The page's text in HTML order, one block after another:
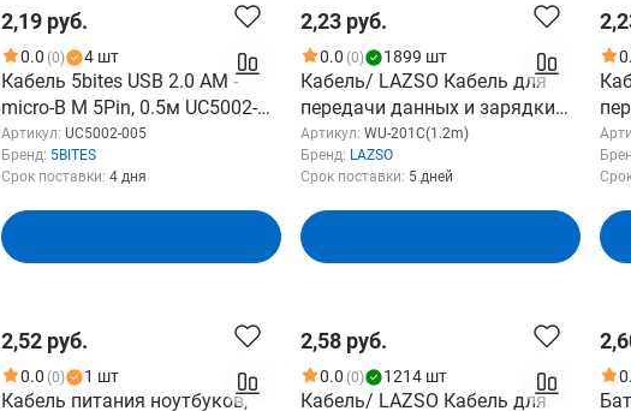
2,19 руб.
0.0 (0) 4 шт
Кабель 5bites USB 2.0 AM -
micro-B M 5Pin, 0.5м UC5002-
005
Артикул: UC5002-005
Бренд: 5BITES
Срок поставки: 4 дня
2,23 руб.
0.0 (0) 1899 шт
Кабель/ LAZSO Кабель для
передачи данных и зарядки
USB2.0 Lightning , 2А (WU-
201C(1.2m))
Артикул: WU-201C(1.2m)
Бренд: LAZSO
Срок поставки: 5 дней
2,52 руб.
0.0 (0) 1 шт
Кабель питания ноутбуков,
2,58 руб.
0.0 (0) 1214 шт
Кабель/ LAZSO Кабель для